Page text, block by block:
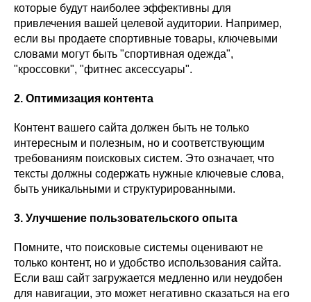
которые будут наиболее эффективны для
привлечения вашей целевой аудитории. Например,
если вы продаете спортивные товары, ключевыми
словами могут быть "спортивная одежда",
"кроссовки", "фитнес аксессуары".
2. Оптимизация контента
Контент вашего сайта должен быть не только
интересным и полезным, но и соответствующим
требованиям поисковых систем. Это означает, что
тексты должны содержать нужные ключевые слова,
быть уникальными и структурированными.
3. Улучшение пользовательского опыта
Помните, что поисковые системы оценивают не
только контент, но и удобство использования сайта.
Если ваш сайт загружается медленно или неудобен
для навигации, это может негативно сказаться на его